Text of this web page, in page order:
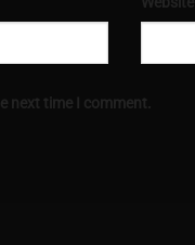
next time I comment.